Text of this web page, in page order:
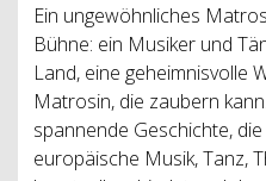
Ein ungewöhnliches
Bühne: ein Musiker und
Land, eine geheimnisvolle
Matrosin, die zaubern
spannende Geschichte,
europäische Musik, Tanz,